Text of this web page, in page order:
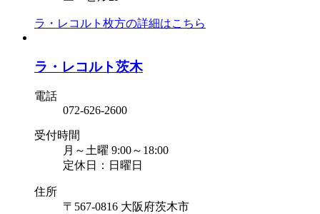
ラ・レコルト枚方の詳細はこちら
ラ・レコルト茨木
電話
072-626-2600
受付時間
月～土曜 9:00～18:00
定休日：日曜日
住所
〒567-0816 大阪府茨木市